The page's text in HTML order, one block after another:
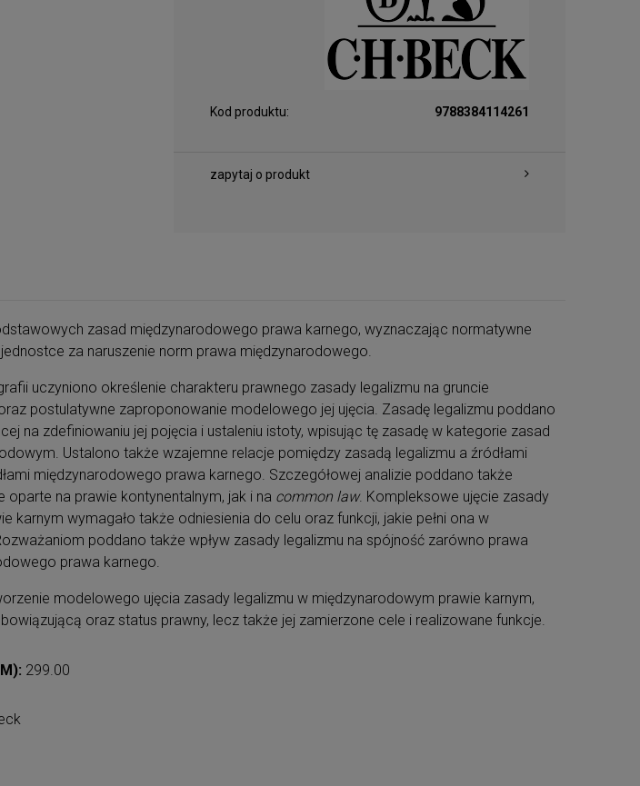
Kod produktu: 9788384114261
zapytaj o produkt
zasad międzynarodowego prawa karnego, wyznaczając normatywne
za naruszenie norm prawa międzynarodowego.
uczyniono określenie charakteru prawnego zasady legalizmu na gruncie
postulatywne zaproponowanie modelowego jej ujęcia. Zasadę legalizmu poddano
na zdefiniowaniu jej pojęcia i ustaleniu istoty, wpisując tę zasadę w kategorie zasad
Ustalono także wzajemne relacje pomiędzy zasadą legalizmu a źródłami
międzynarodowego prawa karnego. Szczegółowej analizie poddano także
na prawie kontynentalnym, jak i na common law. Kompleksowe ujęcie zasady
karnym wymagało także odniesienia do celu oraz funkcji, jakie pełni ona w
poddano także wpływ zasady legalizmu na spójność zarówno prawa
prawa karnego.
modelowego ujęcia zasady legalizmu w międzynarodowym prawie karnym,
oraz status prawny, lecz także jej zamierzone cele i realizowane funkcje.
299.00